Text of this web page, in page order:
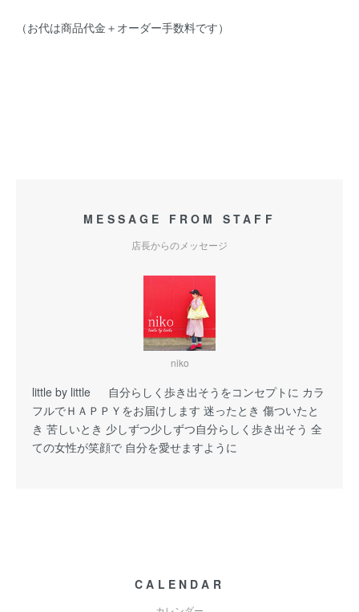
（お代は商品代金＋オーダー手数料です）
MESSAGE FROM STAFF
店長からのメッセージ
niko
little by little 自分らしく歩き出そうをコンセプトに カラ
フルでＨＡＰＰＹをお届けします 迷ったとき 傷ついたと
き 苦しいとき 少しずつ少しずつ自分らしく歩き出そう 全
ての女性が笑顔で 自分を愛せますように
CALENDAR